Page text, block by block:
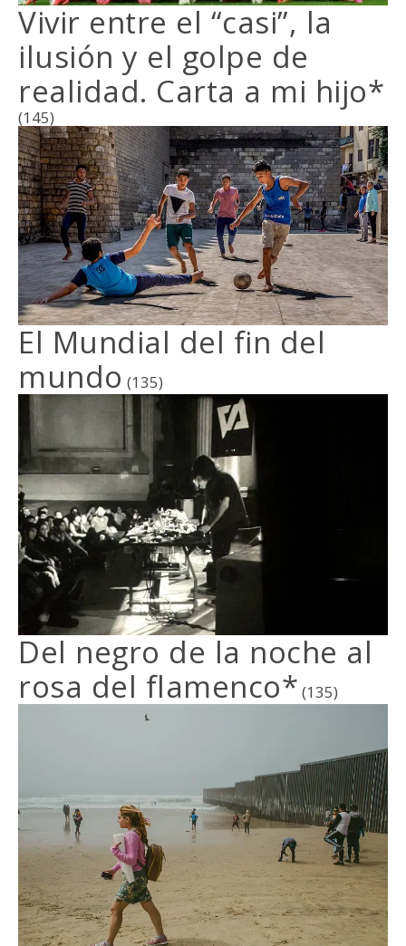
Vivir entre el “casi”, la
ilusión y el golpe de
realidad. Carta a mi hijo*
(145)
El Mundial del fin del
mundo (135)
Del negro de la noche al
rosa del flamenco* (135)